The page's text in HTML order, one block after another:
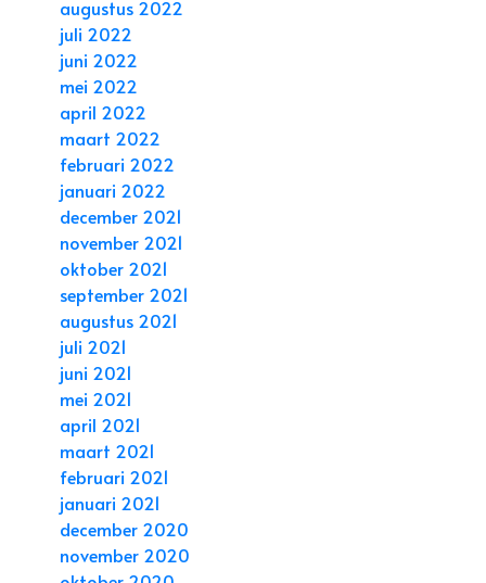
augustus 2022
juli 2022
juni 2022
mei 2022
april 2022
maart 2022
februari 2022
januari 2022
december 2021
november 2021
oktober 2021
september 2021
augustus 2021
juli 2021
juni 2021
mei 2021
april 2021
maart 2021
februari 2021
januari 2021
december 2020
november 2020